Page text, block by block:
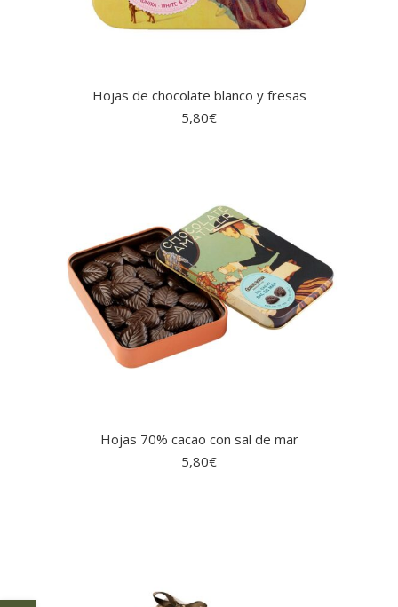
Hojas de chocolate blanco y fresas
5,80€
Hojas 70% cacao con sal de mar
5,80€